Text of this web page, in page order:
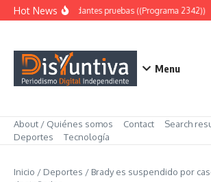
Saltar al contenido
Hot NewsAbundantes pruebas ((Programa 2342))
Menu
About / Quiénes somos Contact
Search
Deportes
Tecnología
Inicio / Deportes / Brady es suspendido por